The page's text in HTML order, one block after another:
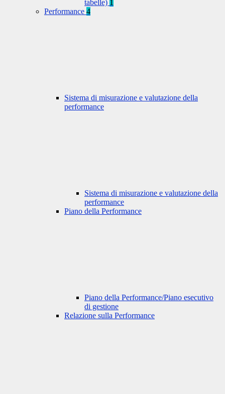
tabelle) 1
Performance 4
Sistema di misurazione e valutazione della
performance
Sistema di misurazione e valutazione della
performance
Piano della Performance
Piano della Performance/Piano esecutivo
di gestione
Relazione sulla Performance